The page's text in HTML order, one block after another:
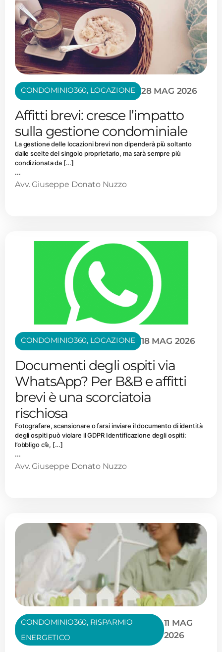
CONDOMINIO360, LOCAZIONE 28 MAG 2026
Affitti brevi: cresce l’impatto
sulla gestione condominiale
La gestione delle locazioni brevi non dipenderà più soltanto
dalle scelte del singolo proprietario, ma sarà sempre più
condizionata da […]
...
Avv. Giuseppe Donato Nuzzo
CONDOMINIO360, LOCAZIONE 18 MAG 2026
Documenti degli ospiti via
WhatsApp? Per B&B e affitti
brevi è una scorciatoia
rischiosa
Fotografare, scansionare o farsi inviare il documento di identità
degli ospiti può violare il GDPR Identificazione degli ospiti:
l’obbligo c’è, […]
...
Avv. Giuseppe Donato Nuzzo
CONDOMINIO360, RISPARMIO
ENERGETICO
11 MAG
2026